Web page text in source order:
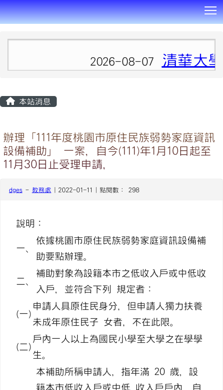
2026-08-07 清華大
本站消息
辦理「111年度桃園市原住民族弱勢家庭資訊
設備補助」 一案，自今(111)年1月10日起至
11月30日止受理申請，
dges - 教務處 | 2022-01-11 | 點閱數： 298
說明：
一、
依據桃園市原住民族弱勢家庭資訊設備補
助要點辦理。
二、
補助對象為設籍本市之低收入戶或中低收
入戶，並符合下列 規定者：
(一)
申請人具原住民身分，但申請人獨力扶養
未成年原住民子 女者，不在此限。
(二)
戶內一人以上為國民小學至大學之在學學
生。
本補助所稱申請人，指年滿 20 歲，設
籍本市低收入戶或中低 收入戶戶內，自